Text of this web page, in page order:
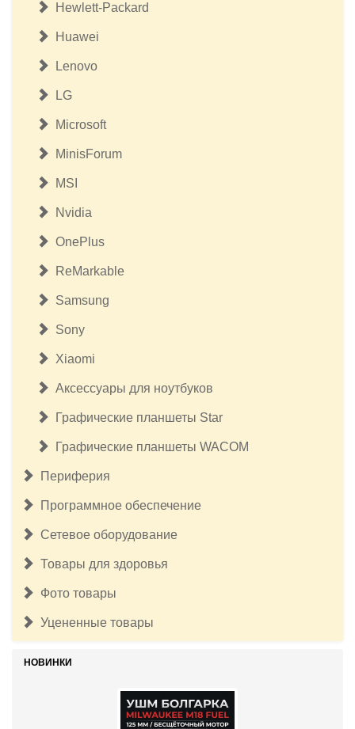
Hewlett-Packard
Huawei
Lenovo
LG
Microsoft
MinisForum
MSI
Nvidia
OnePlus
ReMarkable
Samsung
Sony
Xiaomi
Аксессуары для ноутбуков
Графические планшеты Star
Графические планшеты WACOM
Периферия
Программное обеспечение
Сетевое оборудование
Товары для здоровья
Фото товары
Уцененные товары
НОВИНКИ